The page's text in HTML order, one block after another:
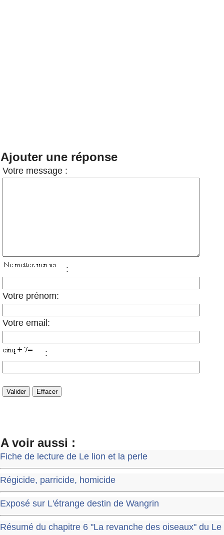
Ajouter une réponse
Votre message :
:
Votre prénom:
Votre email:
:
A voir aussi :
Fiche de lecture de Le lion et la perle
Régicide, parricide, homicide
Exposé sur L'étrange destin de Wangrin
Résumé du chapitre 6 "La revanche des oiseaux" du Le